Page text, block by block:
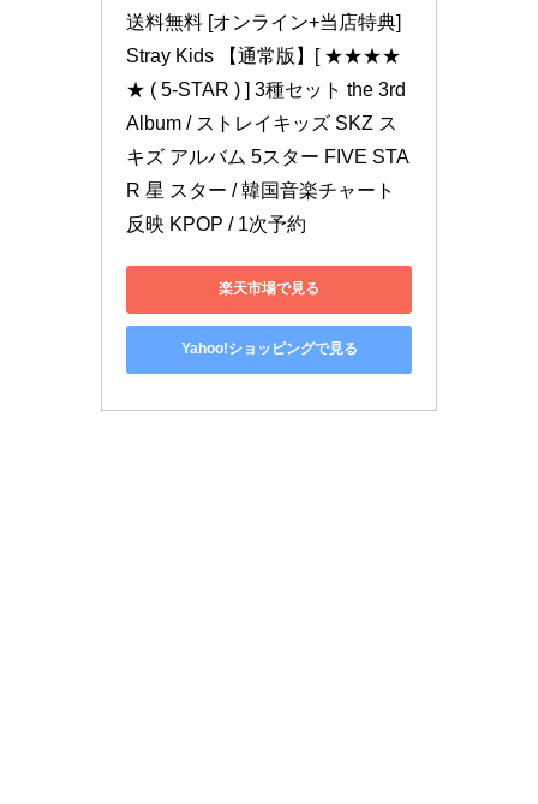
送料無料 [オンライン+当店特典]
Stray Kids 【通常版】[ ★★★★
★ ( 5-STAR ) ] 3種セット the 3rd
Album / ストレイキッズ SKZ ス
キズ アルバム 5スター FIVE STA
R 星 スター / 韓国音楽チャート
反映 KPOP / 1次予約
楽天市場で見る
Yahoo!ショッピングで見る